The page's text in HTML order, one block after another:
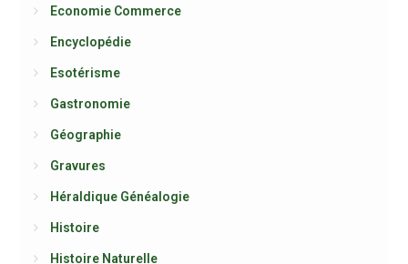
Economie Commerce
Encyclopédie
Esotérisme
Gastronomie
Géographie
Gravures
Héraldique Généalogie
Histoire
Histoire Naturelle